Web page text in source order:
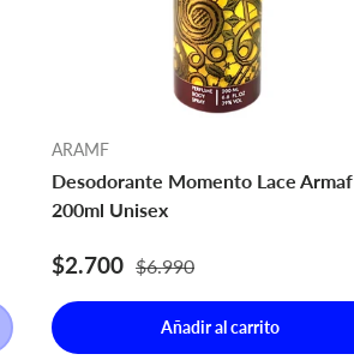
ARAMF
Desodorante Momento Lace Armaf
200ml Unisex
Precio de venta
$2.700 Precio normal
$6.990
Añadir al carrito